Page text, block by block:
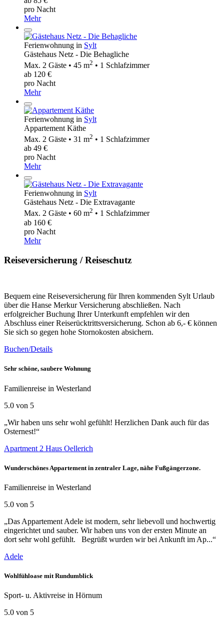
pro Nacht
Mehr
Ferienwohnung in Sylt
Gästehaus Netz - Die Behagliche
Max. 2 Gäste • 45 m2 • 1 Schlafzimmer
ab 120 €
pro Nacht
Mehr
Ferienwohnung in Sylt
Appartement Käthe
Max. 2 Gäste • 31 m2 • 1 Schlafzimmer
ab 49 €
pro Nacht
Mehr
Ferienwohnung in Sylt
Gästehaus Netz - Die Extravagante
Max. 2 Gäste • 60 m2 • 1 Schlafzimmer
ab 160 €
pro Nacht
Mehr
Reiseversicherung / Reiseschutz
Bequem eine Reiseversicherung für Ihren kommenden Sylt Urlaub
über die Hanse Merkur Versicherung abschließen. Nach
erfolgreicher Buchung Ihrer Unterkunft empfehlen wir den
Abschluss einer Reiserücktrittsversicherung. Schon ab 6,- € können
Sie sich so gegen hohe Stornokosten absichern.
Buchen/Details
Sehr schöne, saubere Wohnung
Familienreise in Westerland
5.0 von 5
„Wir haben uns sehr wohl gefühlt! Herzlichen Dank auch für das
Osternest!“
Apartment 2 Haus Oellerich
Wunderschönes Appartement in zentraler Lage, nähe Fußgängerzone.
Familienreise in Westerland
5.0 von 5
„Das Appartement Adele ist modern, sehr liebevoll und hochwertig
eingerichtet und sauber. Wir haben uns von der ersten Minute an
dort sehr wohl gefühlt. Begrüßt wurden wir bei Ankunft im Ap...“
Adele
Wohlfühloase mit Rundumblick
Sport- u. Aktivreise in Hörnum
5.0 von 5